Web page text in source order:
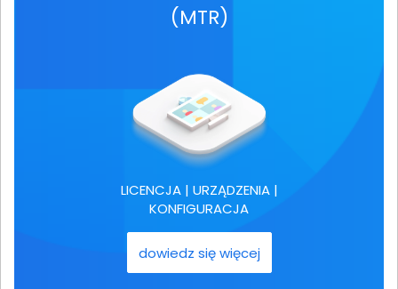
(MTR)
LICENCJA | URZĄDZENIA |
KONFIGURACJA
dowiedz się więcej